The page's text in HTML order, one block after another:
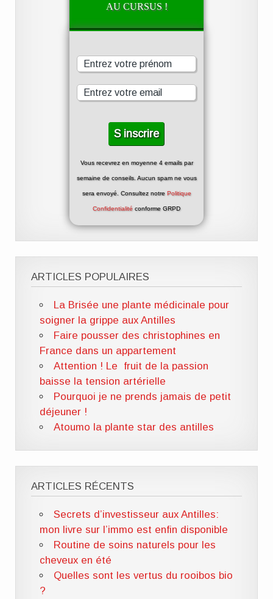
AU CURSUS !
Vous recevrez en moyenne 4 emails par
semaine de conseils. Aucun spam ne vous
sera envoyé. Consultez notre Politique
Confidentialité conforme GRPD
ARTICLES POPULAIRES
La Brisée une plante médicinale pour
soigner la grippe aux Antilles
Faire pousser des christophines en
France dans un appartement
Attention ! Le fruit de la passion
baisse la tension artérielle
Pourquoi je ne prends jamais de petit
déjeuner !
Atoumo la plante star des antilles
ARTICLES RÉCENTS
Secrets d’investisseur aux Antilles:
mon livre sur l’immo est enfin disponible
Routine de soins naturels pour les
cheveux en été
Quelles sont les vertus du rooibos bio
?